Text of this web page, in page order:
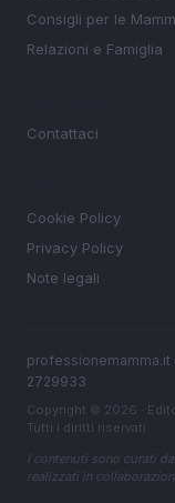
Consigli per le
Relazioni e Famiglia
Contattaci
Cookie Policy
Privacy Policy
Note legali
professionemamma.it
2729933
Copyright © 2026 ·
Tutti i diritti riservati
I contenuti sono curati
realizzati in